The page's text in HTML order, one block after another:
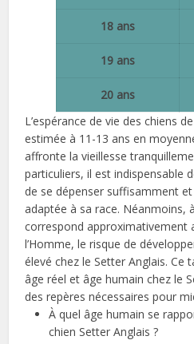
18 ans
19 ans
20 ans
L’espérance de vie des chiens
estimée à 11-13 ans en
affronte la vieillesse
particuliers, il est indispensable
de se dépenser suffisamment
adaptée à sa race. Néanmoins,
correspond approximativement
l’Homme, le risque de
élevé chez le Setter Anglais. Ce
âge réel et âge humain chez le
des repères nécessaires pour
À quel âge humain se
chien Setter Anglais ?